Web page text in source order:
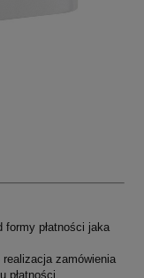
formy płatności jaka
realizacja zamówienia
płatności.